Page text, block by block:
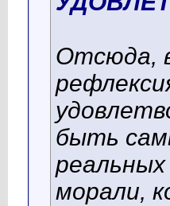
Отсюда,
быть
морали,